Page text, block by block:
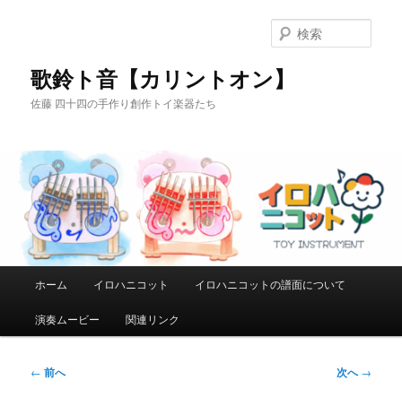
歌鈴ト音【カリントオン】
佐藤 四十四の手作り創作トイ楽器たち
索
メ
ホーム イロハニコット イロハニコットの譜面について
演奏ムービー 関連リンク
投
← 前へ 次へ→